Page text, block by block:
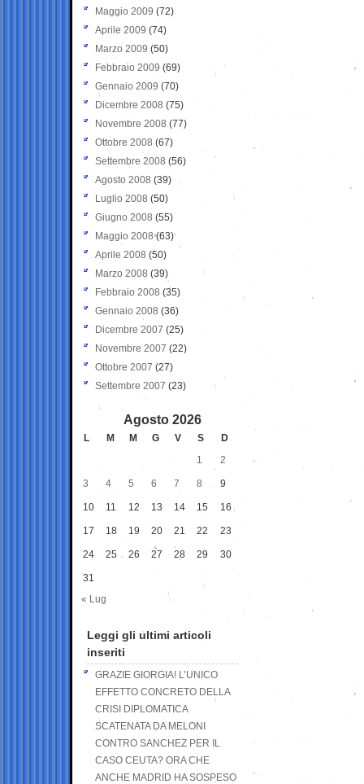
Maggio 2009 (72)
Aprile 2009 (74)
Marzo 2009 (50)
Febbraio 2009 (69)
Gennaio 2009 (70)
Dicembre 2008 (75)
Novembre 2008 (77)
Ottobre 2008 (67)
Settembre 2008 (56)
Agosto 2008 (39)
Luglio 2008 (50)
Giugno 2008 (55)
Maggio 2008(63)
Aprile 2008 (50)
Marzo 2008 (39)
Febbraio 2008 (35)
Gennaio 2008 (36)
Dicembre 2007 (25)
Novembre 2007 (22)
Ottobre 2007 (27)
Settembre 2007 (23)
Agosto 2026
L M M G V S
D
1
2
3 4 5 6 7 8 9
10 11 12 13 14 15 16
17 18 19 20 21 22 23
24 25 26 27 28 29 30
31
« Lug
Leggi gli ultimi articoli
inseriti
GRAZIE GIORGIA! L’UNICO
EFFETTO CONCRETO DELLA
CRISI DIPLOMATICA
SCATENATA DA MELONI
CONTRO SANCHEZ PER IL
CASO CEUTA? ORA CHE
ANCHE MADRID HA SOSPESO